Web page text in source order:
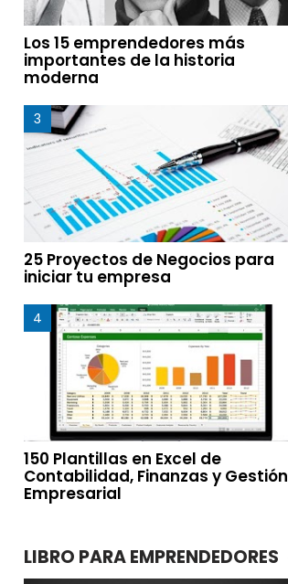
Los 15 emprendedores más
importantes de la historia
moderna
25 Proyectos de Negocios para
iniciar tu empresa
150 Plantillas en Excel de
Contabilidad, Finanzas y Gestión
Empresarial
LIBRO PARA EMPRENDEDORES